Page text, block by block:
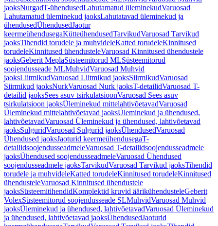
jaoksNurgadT-ühendusedLahutamatud üleminekudVaruosad
Lahutamatud üleminekud jaoksLahutatavad üleminekud ja
ühendusedÜhendusedJaotur
keermeühendusegaKütteühendusedTarvikudVaruosad Tarvikud
jaoksTihendid torudele ja muhvideleKatted torudeleKinnitused
torudeleKinnitused ühendusteleVaruosad Kinnitused ühendustele
jaoksGeberit MeplaSüsteemitorud MLSüsteemitorud
soojendusseade MLMuhvidVaruosad Muhvid
jaoksLiitmikudVaruosad Liitmikud jaoksSiirmikudVaruosad
Siirmikud jaoksNurkVaruosad Nurk jaoksT-detailidVaruosad T-
detailid jaoksSees asuv tsirkulatsioonVaruosad Sees asuv
tsirkulatsioon jaoksÜleminekud mittelahtivõetavadVaruosad
Üleminekud mittelahtivõetavad jaoksÜleminekud ja ühendused,
lahtivõetavadVaruosad Üleminekud ja ühendused, lahtivõetavad
jaoksSulguridVaruosad Sulgurid jaoksÜhendusedVaruosad
Ühendused jaoksJaoturid keermeühendusegaT-
detailidsoojendusseadmeleVaruosad T-detailidsoojendusseadmele
jaoksÜhendused soojendusseadmeleVaruosad Ühendused
soojendusseadmele jaoksTarvikudVaruosad Tarvikud jaoksTihendid
torudele ja muhvideleKatted torudeleKinnitused torudeleKinnitused
ühendusteleVaruosad Kinnitused ühendustele
jaoksSüsteemitihendidKomplektid kruvid äärikühendusteleGeberit
VolexSüsteemitorud soojendusseade SLMuhvidVaruosad Muhvid
jaoksÜleminekud ja ühendused, lahtivõetavadVaruosad Üleminekud
ja ühendused, lahtivõetavad jaoksÜhendusedJaoturid